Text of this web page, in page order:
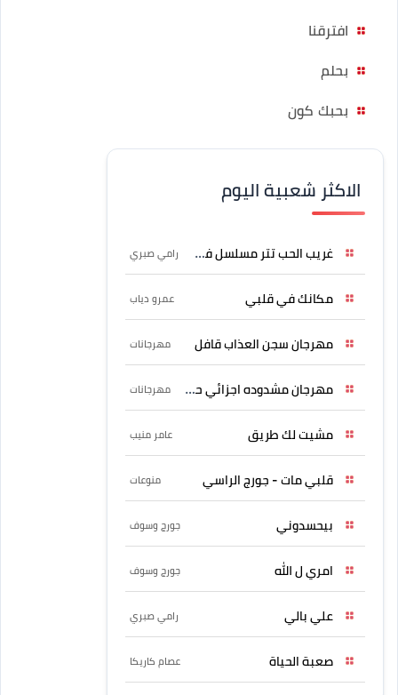
افترقنا
بحلم
بحبك كون
الاكثر شعبية اليوم
غريب الحب تتر مسلسل فرصة رامي صبري
مكانك في قلبي عمرو دياب
مهرجان سجن العذاب قافل مهرجانات
مهرجان مشدوده اجزائي حربونى مهرجانات
مشيت لك طريق عامر منيب
قلبي مات - جورج الراسي منوعات
بيحسدوني جورج وسوف
امري ل الله جورج وسوف
علي بالي رامي صبري
صعبة الحياة عصام كاريكا